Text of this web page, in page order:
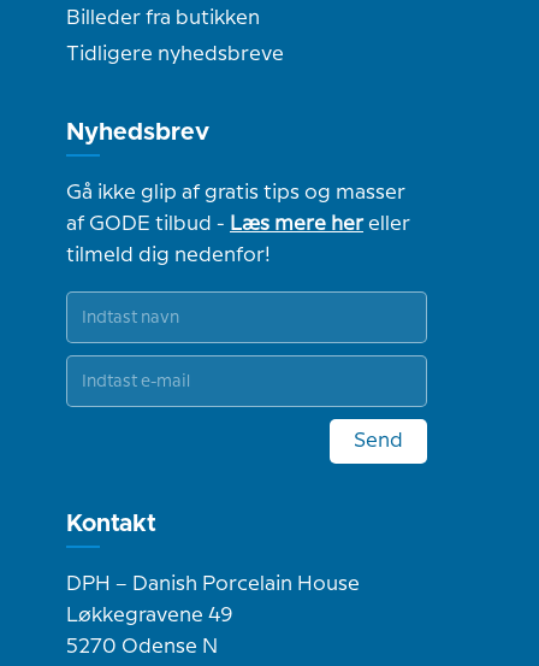
Billeder fra butikken
Tidligere nyhedsbreve
Nyhedsbrev
Gå ikke glip af gratis tips og masser
af GODE tilbud - Læs mere hereller
tilmeld dig nedenfor!
Send
Kontakt
DPH – Danish Porcelain House
Løkkegravene 49
5270 Odense N